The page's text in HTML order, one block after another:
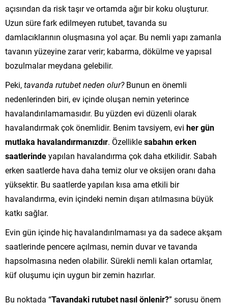
açısından da risk taşır ve ortamda ağır bir koku oluşturur.
Uzun süre fark edilmeyen rutubet, tavanda su
damlacıklarının oluşmasına yol açar. Bu nemli yapı zamanla
tavanın yüzeyine zarar verir; kabarma, dökülme ve yapısal
bozulmalar meydana gelebilir.
Peki,tavanda rutubet neden olur?Bunun en önemli
nedenlerinden biri, ev içinde oluşan nemin yeterince
havalandırılamamasıdır. Bu yüzden evi düzenli olarak
havalandırmak çok önemlidir. Benim tavsiyem, evi her gün
mutlaka havalandırmanızdır. Özelliklesabahın erken
saatlerindeyapılan havalandırma çok daha etkilidir. Sabah
erken saatlerde hava daha temiz olur ve oksijen oranı daha
yüksektir. Bu saatlerde yapılan kısa ama etkili bir
havalandırma, evin içindeki nemin dışarı atılmasına büyük
katkı sağlar.
Evin gün içinde hiç havalandırılmaması ya da sadece akşam
saatlerinde pencere açılması, nemin duvar ve tavanda
hapsolmasına neden olabilir. Sürekli nemli kalan ortamlar,
küf oluşumu için uygun bir zemin hazırlar.
Bu noktada “Tavandaki rutubet nasıl önlenir?” sorusu önem